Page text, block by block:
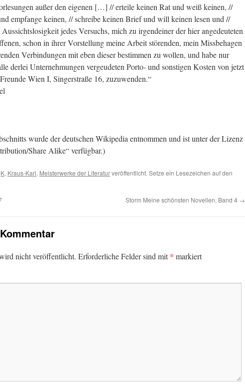
außer den eigenen […] // erteile keinen Rat und weiß keinen, //
empfange keinen, // schreibe keinen Brief und will keinen lesen und //
jedes Versuchs, mich zu irgendeiner der hier angedeuteten
schon in ihrer Vorstellung meine Arbeit störenden, mein Missbehagen
Verbindungen mit eben dieser bestimmen zu wollen, und habe nur
derlei Unternehmungen vergeudeten Porto- und sonstigen Kosten von jetzt
Wien I, Singerstraße 16, zuzuwenden.“
wurde der deutschen Wikipedia entnommen und ist unter der Lizenz
Share Alike“ verfügbar.)
K, Kraus-Karl, Meisterwerke der Literaturveröffentlicht. Setze ein Lesezeichen auf den
Storm Meine schönsten Novellen, Band 4 →
nicht veröffentlicht. Erforderliche Felder sind mit* markiert